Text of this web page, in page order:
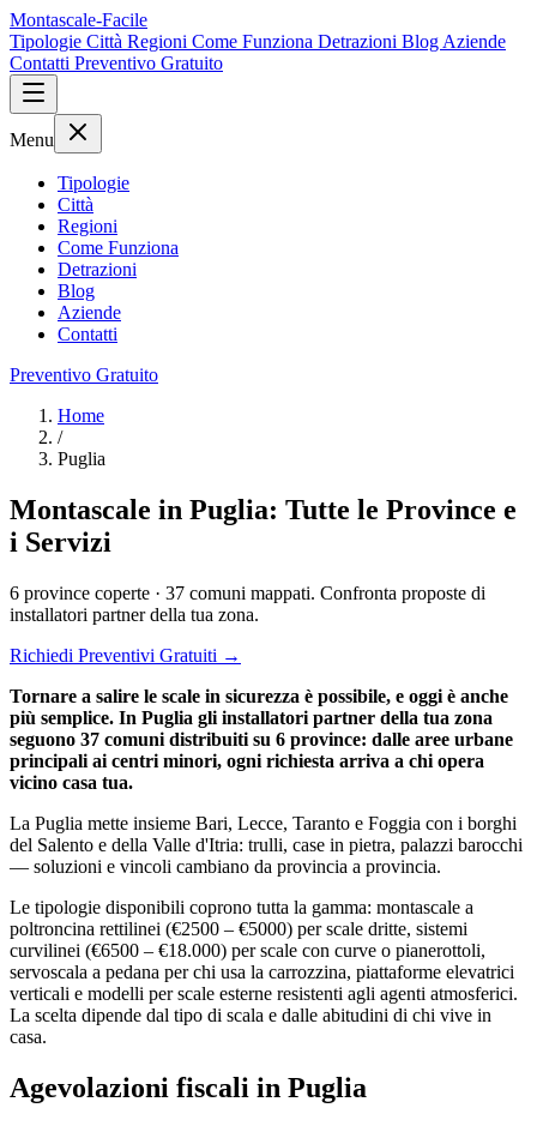
Montascale-Facile
Tipologie Città Regioni Come Funziona Detrazioni Blog Aziende
Contatti Preventivo Gratuito
Menu
Tipologie
Città
Regioni
Come Funziona
Detrazioni
Blog
Aziende
Contatti
Preventivo Gratuito
Home
/
Puglia
Montascale in Puglia: Tutte le Province e
i Servizi
6 province coperte · 37 comuni mappati. Confronta proposte di
installatori partner della tua zona.
Richiedi Preventivi Gratuiti →
Tornare a salire le scale in sicurezza è possibile, e oggi è anche
più semplice. In Puglia gli installatori partner della tua zona
seguono 37 comuni distribuiti su 6 province: dalle aree urbane
principali ai centri minori, ogni richiesta arriva a chi opera
vicino casa tua.
La Puglia mette insieme Bari, Lecce, Taranto e Foggia con i borghi
del Salento e della Valle d'Itria: trulli, case in pietra, palazzi barocchi
— soluzioni e vincoli cambiano da provincia a provincia.
Le tipologie disponibili coprono tutta la gamma: montascale a
poltroncina rettilinei (€2500 – €5000) per scale dritte, sistemi
curvilinei (€6500 – €18.000) per scale con curve o pianerottoli,
servoscala a pedana per chi usa la carrozzina, piattaforme elevatrici
verticali e modelli per scale esterne resistenti agli agenti atmosferici.
La scelta dipende dal tipo di scala e dalle abitudini di chi vive in
casa.
Agevolazioni fiscali in Puglia